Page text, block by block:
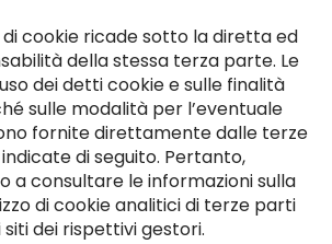
cookie ricade sotto la diretta ed
della stessa terza parte. Le
dei detti cookie e sulle finalità
sulle modalità per l’eventuale
fornite direttamente dalle terze
di seguito. Pertanto,
a consultare le informazioni sulla
di cookie analitici di terze parti
dei rispettivi gestori.